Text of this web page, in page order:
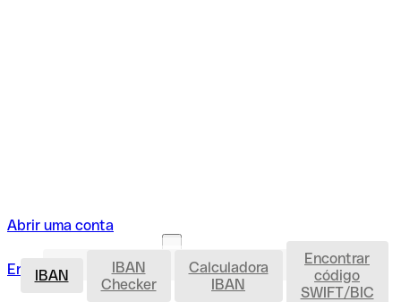
Abrir uma conta
Entrar Abrir uma conta IBAN
IBAN
IBAN
Checker
Calculadora
IBAN
Encontrar
código
SWIFT/BIC